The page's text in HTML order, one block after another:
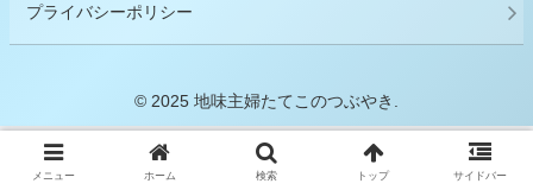
プライバシーポリシー
© 2025 地味主婦たてこのつぶやき.
メニュー ホーム 検索 トップ サイドバー